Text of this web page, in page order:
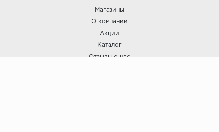
Магазины
О компании
Акции
Каталог
Отзывы о нас